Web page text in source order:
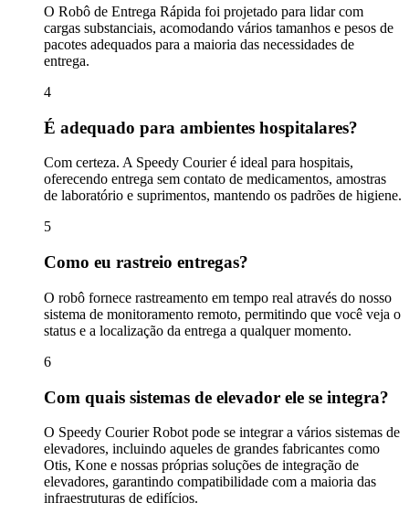
O Robô de Entrega Rápida foi projetado para lidar com
cargas substanciais, acomodando vários tamanhos e pesos de
pacotes adequados para a maioria das necessidades de
entrega.
4
É adequado para ambientes hospitalares?
Com certeza. A Speedy Courier é ideal para hospitais,
oferecendo entrega sem contato de medicamentos, amostras
de laboratório e suprimentos, mantendo os padrões de higiene.
5
Como eu rastreio entregas?
O robô fornece rastreamento em tempo real através do nosso
sistema de monitoramento remoto, permitindo que você veja o
status e a localização da entrega a qualquer momento.
6
Com quais sistemas de elevador ele se integra?
O Speedy Courier Robot pode se integrar a vários sistemas de
elevadores, incluindo aqueles de grandes fabricantes como
Otis, Kone e nossas próprias soluções de integração de
elevadores, garantindo compatibilidade com a maioria das
infraestruturas de edifícios.